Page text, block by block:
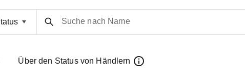
Suche nach Name
Über den Status von Händlern